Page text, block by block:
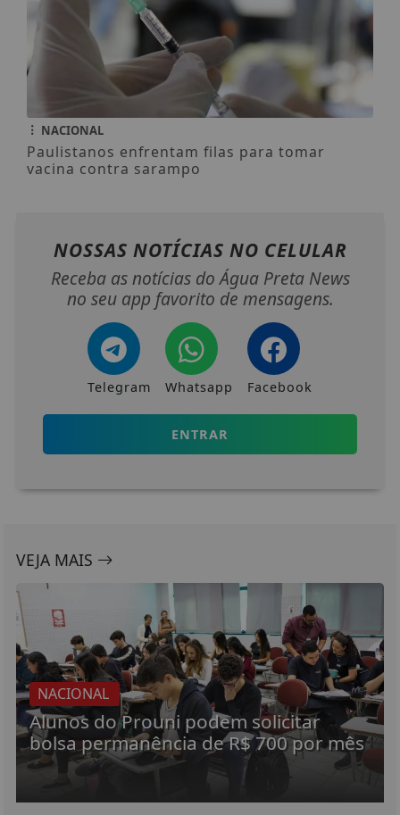
NACIONAL
Paulistanos enfrentam filas para tomar
vacina contra sarampo
NOSSAS NOTÍCIAS NO CELULAR
Receba as notícias do Água Preta News
no seu app favorito de mensagens.
Telegram Whatsapp Facebook
ENTRAR
VEJA MAIS
NACIONAL
Alunos do Prouni podem solicitar
bolsa permanência de R$ 700 por mês